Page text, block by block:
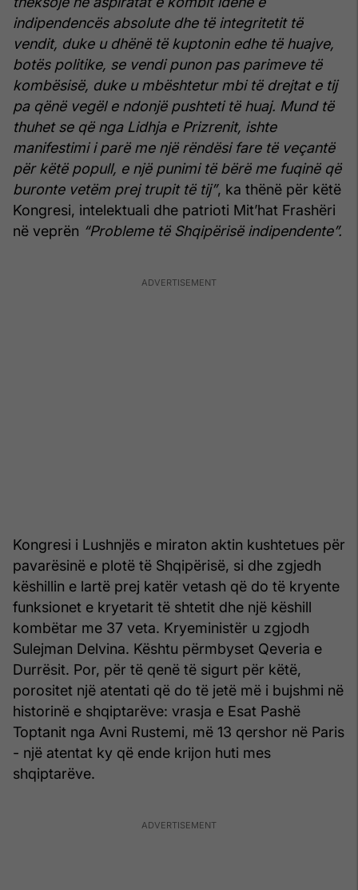
indipendencës absolute dhe të integritetit të
vendit, duke u dhënë të kuptonin edhe të huajve,
botës politike, se vendi punon pas parimeve të
kombësisë, duke u mbështetur mbi të drejtat e tij
pa qënë vegël e ndonjë pushteti të huaj. Mund të
thuhet se që nga Lidhja e Prizrenit, ishte
manifestimi i parë me një rëndësi fare të veçantë
për këtë popull, e një punimi të bërë me fuqinë që
buronte vetëm prej trupit të tij”, ka thënë për këtë
Kongresi, intelektuali dhe patrioti Mit’hat Frashëri
në veprën “Probleme të Shqipërisë indipendente”.
Kongresi i Lushnjës e miraton aktin kushtetues për
pavarësinë e plotë të Shqipërisë, si dhe zgjedh
këshillin e lartë prej katër vetash që do të kryente
funksionet e kryetarit të shtetit dhe një këshill
kombëtar me 37 veta. Kryeministër u zgjodh
Sulejman Delvina. Kështu përmbyset Qeveria e
Durrësit. Por, për të qenë të sigurt për këtë,
porositet një atentati që do të jetë më i bujshmi në
historinë e shqiptarëve: vrasja e Esat Pashë
Toptanit nga Avni Rustemi, më 13 qershor në Paris
- një atentat ky që ende krijon huti mes
shqiptarëve.